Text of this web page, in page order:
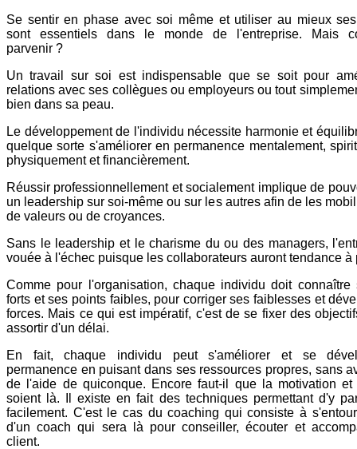
Se sentir en phase avec soi même et utiliser au mieux
sont essentiels dans le monde de l'entreprise. Mais
parvenir ?
Un travail sur soi est indispensable que se soit pour
relations avec ses collègues ou employeurs ou tout
bien dans sa peau.
Le développement de l'individu nécessite harmonie et
quelque sorte s'améliorer en permanence mentalement,
physiquement et financièrement.
Réussir professionnellement et socialement implique de
un leadership sur soi-même ou sur les autres afin de les
de valeurs ou de croyances.
Sans le leadership et le charisme du ou des managers,
vouée à l'échec puisque les collaborateurs auront tendance à
Comme pour l'organisation, chaque individu doit connaître
forts et ses points faibles, pour corriger ses faiblesses et
forces. Mais ce qui est impératif, c'est de se fixer des
assortir d'un délai.
En fait, chaque individu peut s'améliorer et se
permanence en puisant dans ses ressources propres, sans
de l'aide de quiconque. Encore faut-il que la motivation
soient là. Il existe en fait des techniques permettant d'y
facilement. C'est le cas du coaching qui consiste à
d'un coach qui sera là pour conseiller, écouter et
client.